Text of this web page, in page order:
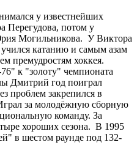
у известнейших
Перегудова, потом у
Могильникова. У Виктора
катанию и самым азам
премудростям хоккея.
к "золоту" чемпионата
Дмитрий год поиграл
проблем закрепился в
за молодёжную сборную
команду. За
хороших сезона. В 1995
в шестом раунде под 132-